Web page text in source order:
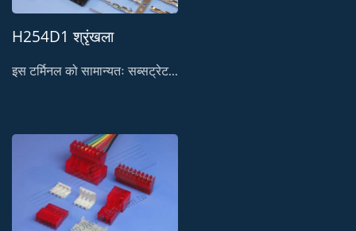
H254D1 श्रृंखला
इस टर्मिनल को सामान्यतः सब्सट्रेट...